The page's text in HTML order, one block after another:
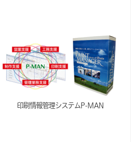
印刷情報管理システムP-MAN